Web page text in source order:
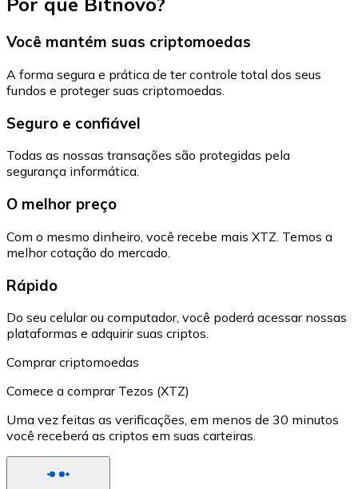
Você mantém suas criptomoedas
A forma segura e prática de ter controle total dos seus
fundos e proteger suas criptomoedas.
Seguro e confiável
Todas as nossas transações são protegidas pela
segurança informática.
O melhor preço
Com o mesmo dinheiro, você recebe mais XTZ. Temos a
melhor cotação do mercado.
Rápido
Do seu celular ou computador, você poderá acessar nossas
plataformas e adquirir suas criptos.
Comprar criptomoedas
Comece a comprar Tezos (XTZ)
Uma vez feitas as verificações, em menos de 30 minutos
você receberá as criptos em suas carteiras.